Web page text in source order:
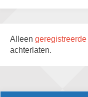
Alleen geregistreerde
achterlaten.